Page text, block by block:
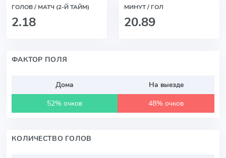
ГОЛОВ / МАТЧ (2-Й ТАЙМ)
2.18
МИНУТ / ГОЛ
20.89
ФАКТОР ПОЛЯ
Дома
На выезде
52% очков
48% очков
КОЛИЧЕСТВО ГОЛОВ